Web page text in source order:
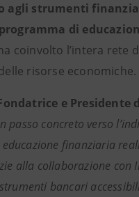
agli strumenti
programma di
coinvolto l’intera rete
risorse economiche.
e Presidente
concreto verso
finanziaria
alla collaborazione con
bancari